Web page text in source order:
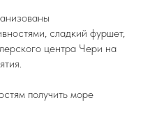
сладкий фуршет,
центра Чери на
получить море